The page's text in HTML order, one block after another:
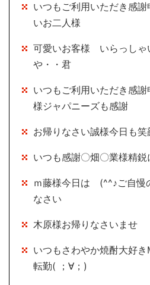
いつもご利用いただき感
いお二人様
可愛いお客様 いらっしゃ
や・・君
いつもご利用いただき感
様ジャパニーズも感謝
お帰りなさい誠様今日も
いつも感謝〇畑〇業様精
ｍ藤様今日は (^^♪ご自慢
なさい
木原様お帰りなさいませ
いつもさわやか焼酎大好
転勤( ；∀；)